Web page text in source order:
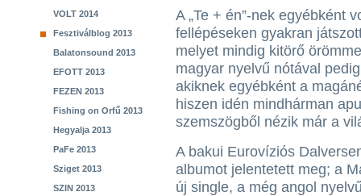
VOLT 2014
Fesztiválblog 2013
Balatonsound 2013
EFOTT 2013
FEZEN 2013
Fishing on Orfű 2013
Hegyalja 2013
PaFe 2013
Sziget 2013
SZIN 2013
A „Te + én”-nek egyébként
fellépéseken gyakran
melyet mindig kitörő
magyar nyelvű nótával
akiknek egyébként a
hiszen idén mindhárman
szemszögből nézik már a
A bakui Eurovíziós
albumot jelentetett meg; a
új single, a még angol